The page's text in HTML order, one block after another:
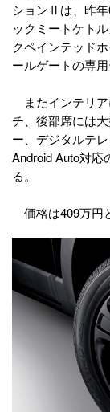
ションⅡは、昨年
ックミートケト
クペインテッド
ールゲートの専
またインテリ
チ、後部席には
ー、デジタルテ
Android Auto対応
る。
価格は409万円